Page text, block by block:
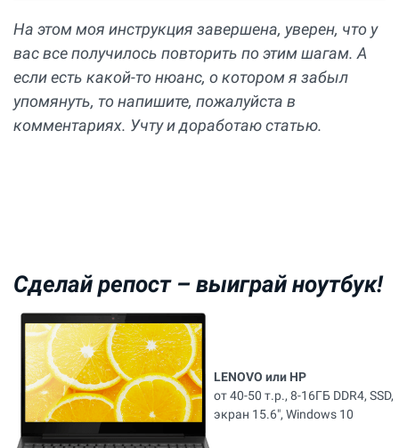
На этом моя инструкция завершена, уверен, что у
вас все получилось повторить по этим шагам. А
если есть какой-то нюанс, о котором я забыл
упомянуть, то напишите, пожалуйста в
комментариях. Учту и доработаю статью.
Сделай репост – выиграй ноутбук!
LENOVO или HP
от 40-50 т.р., 8-16ГБ DDR4, SSD,
экран 15.6", Windows 10